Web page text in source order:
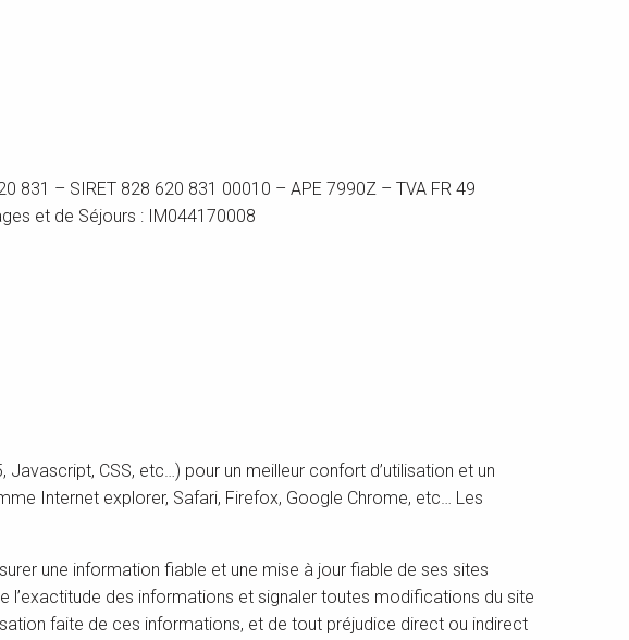
831 – SIRET 828 620 831 00010 – APE 7990Z – TVA FR 49
et de Séjours : IM044170008
CSS, etc…) pour un meilleur confort d’utilisation et un
Internet explorer, Safari, Firefox, Google Chrome, etc… Les
une information fiable et une mise à jour fiable de ses sites
l’exactitude des informations et signaler toutes modifications du site
faite de ces informations, et de tout préjudice direct ou indirect